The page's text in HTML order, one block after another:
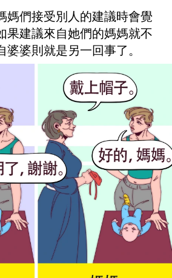
媽們接受別人的建議時會覺
果建議來自她們的媽媽就不
婆婆則就是另一回事了。